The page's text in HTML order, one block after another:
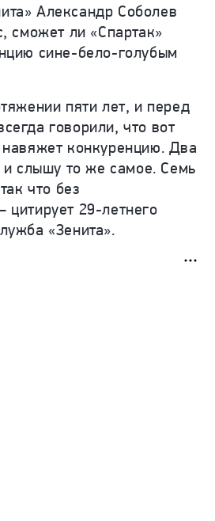
Александр Соболев
сможет ли «Спартак»
сине-бело-голубым
пяти лет, и перед
говорили, что вот
навяжет конкуренцию. Два
и слышу то же самое. Семь
что без
цитирует 29-летнего
«Зенита».